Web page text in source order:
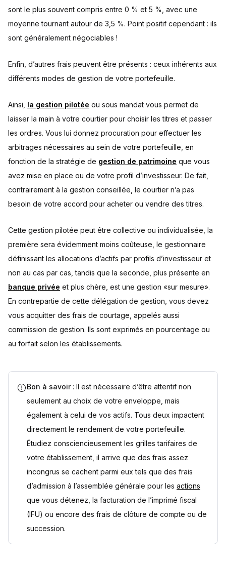
sont le plus souvent compris entre 0 % et 5 %, avec une
moyenne tournant autour de 3,5 %. Point positif cependant : ils
sont généralement négociables !
Enfin, d’autres frais peuvent être présents : ceux inhérents aux
différents modes de gestion de votre portefeuille.
Ainsi, la gestion pilotée ou sous mandat vous permet de
laisser la main à votre courtier pour choisir les titres et passer
les ordres. Vous lui donnez procuration pour effectuer les
arbitrages nécessaires au sein de votre portefeuille, en
fonction de la stratégie de gestion de patrimoine que vous
avez mise en place ou de votre profil d’investisseur. De fait,
contrairement à la gestion conseillée, le courtier n’a pas
besoin de votre accord pour acheter ou vendre des titres.
Cette gestion pilotée peut être collective ou individualisée, la
première sera évidemment moins coûteuse, le gestionnaire
définissant les allocations d’actifs par profils d’investisseur et
non au cas par cas, tandis que la seconde, plus présente en
banque privée et plus chère, est une gestion «sur mesure».
En contrepartie de cette délégation de gestion, vous devez
vous acquitter des frais de courtage, appelés aussi
commission de gestion. Ils sont exprimés en pourcentage ou
au forfait selon les établissements.
Bon à savoir : Il est nécessaire d’être attentif non
seulement au choix de votre enveloppe, mais
également à celui de vos actifs. Tous deux impactent
directement le rendement de votre portefeuille.
Étudiez consciencieusement les grilles tarifaires de
votre établissement, il arrive que des frais assez
incongrus se cachent parmi eux tels que des frais
d’admission à l’assemblée générale pour les actions
que vous détenez, la facturation de l’imprimé fiscal
(IFU) ou encore des frais de clôture de compte ou de
succession.